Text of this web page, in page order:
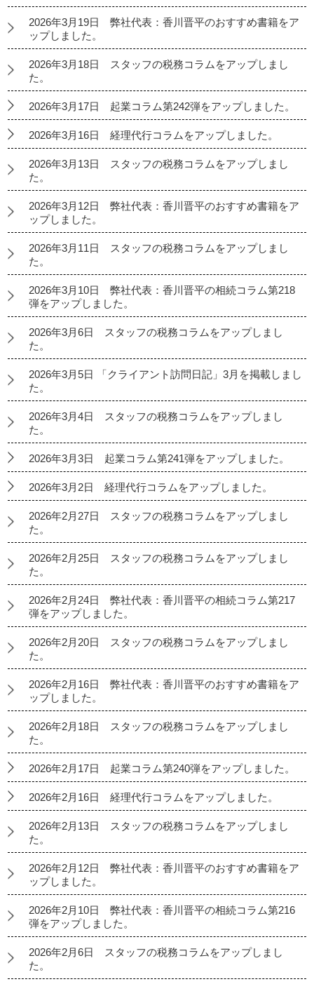
2026年3月19日 弊社代表：香川晋平のおすすめ書籍をア
ップしました。
2026年3月18日 スタッフの税務コラムをアップしまし
た。
2026年3月17日 起業コラム第242弾をアップしました。
2026年3月16日 経理代行コラムをアップしました。
2026年3月13日 スタッフの税務コラムをアップしまし
た。
2026年3月12日 弊社代表：香川晋平のおすすめ書籍をア
ップしました。
2026年3月11日 スタッフの税務コラムをアップしまし
た。
2026年3月10日 弊社代表：香川晋平の相続コラム第218
弾をアップしました。
2026年3月6日 スタッフの税務コラムをアップしまし
た。
2026年3月5日 「クライアント訪問日記」3月を掲載しまし
た。
2026年3月4日 スタッフの税務コラムをアップしまし
た。
2026年3月3日 起業コラム第241弾をアップしました。
2026年3月2日 経理代行コラムをアップしました。
2026年2月27日 スタッフの税務コラムをアップしまし
た。
2026年2月25日 スタッフの税務コラムをアップしまし
た。
2026年2月24日 弊社代表：香川晋平の相続コラム第217
弾をアップしました。
2026年2月20日 スタッフの税務コラムをアップしまし
た。
2026年2月16日 弊社代表：香川晋平のおすすめ書籍をア
ップしました。
2026年2月18日 スタッフの税務コラムをアップしまし
た。
2026年2月17日 起業コラム第240弾をアップしました。
2026年2月16日 経理代行コラムをアップしました。
2026年2月13日 スタッフの税務コラムをアップしまし
た。
2026年2月12日 弊社代表：香川晋平のおすすめ書籍をア
ップしました。
2026年2月10日 弊社代表：香川晋平の相続コラム第216
弾をアップしました。
2026年2月6日 スタッフの税務コラムをアップしまし
た。